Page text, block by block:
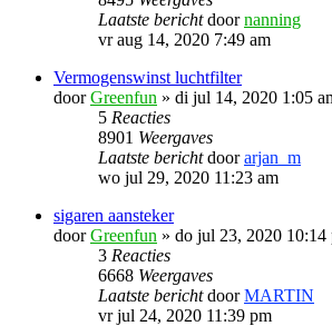
Laatste berichtdoornanning
vr aug 14, 2020 7:49 am
Vermogenswinst luchtfilter
doorGreenfun » di jul 14, 2020 1:05
5 Reacties
8901 Weergaves
Laatste berichtdoorarjan_m
wo jul 29, 2020 11:23 am
sigaren aansteker
doorGreenfun » do jul 23, 2020 10:14
3 Reacties
6668 Weergaves
Laatste berichtdoorMARTIN
vr jul 24, 2020 11:39 pm